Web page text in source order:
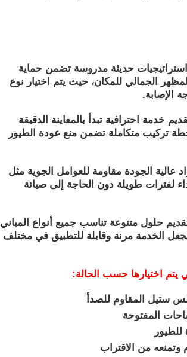
حديثة مدروسة تضمن حماية
الجمالي للمكان، حيث يتم اختيار نوع
الإصابة.
احترافية تبدأ بالمعاينة الدقيقة
تركيب متكاملة تضمن منع عودة الطيور
الجودة مقاومة للعوامل الجوية مثل
لفترات طويلة دون الحاجة إلى صيانة
حلول متنوعة تناسب جميع أنواع المباني
الخدمة مرنة وقابلة للتطبيق في مختلف
يتم اختيارها حسب الحالة:
ستيل المقاوم للصدأ
المفتوحة
وتمنعه من الاقتراب